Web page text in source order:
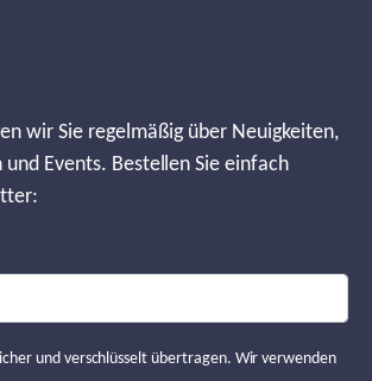
wir Sie regelmäßig über Neuigkeiten,
Events. Bestellen Sie einfach
und verschlüsselt übertragen. Wir verwenden